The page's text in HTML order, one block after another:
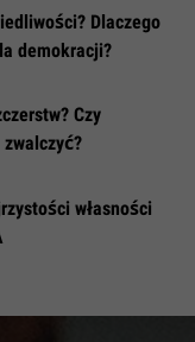
Dlaczego
demokracji?
Czy
własności